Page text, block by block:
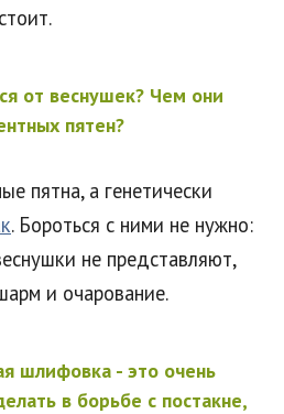
от веснушек? Чем они
пятен?
пятна, а генетически
. Бороться с ними не нужно:
не представляют,
и очарование.
шлифовка - это очень
в борьбе с постакне,